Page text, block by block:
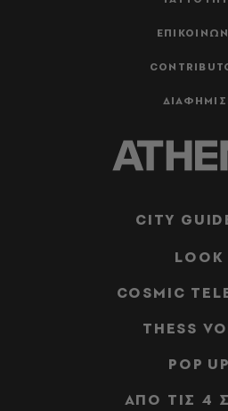
CITY
LOOK
COSMIC
THESS
POP UP
ΑΠΟ ΤΙΣ 4